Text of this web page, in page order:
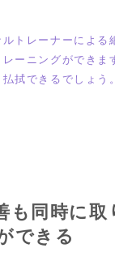
トレーナーによる
レーニングができま
拭できるでしょう。
も同時に
できる